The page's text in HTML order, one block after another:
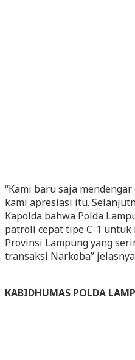
“Kami baru saja
kami apresiasi itu.
Kapolda bahwa Polda
patroli cepat tipe C-1
Provinsi Lampung yang
transaksi Narkoba”
KABIDHUMAS POLDA